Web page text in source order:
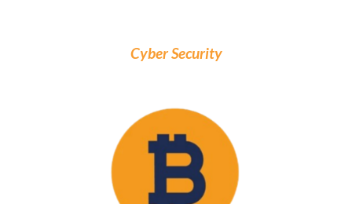
Cyber Security